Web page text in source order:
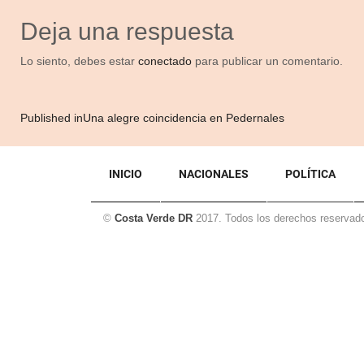
Deja una respuesta
Lo siento, debes estar conectado para publicar un comentario.
Navegación
de
entradas
Published inUna alegre coincidencia en Pedernales
INICIO NACIONALES POLÍTICA
© Costa Verde DR 2017. Todos los derechos